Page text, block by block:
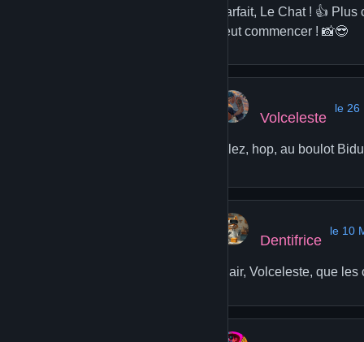
Parfait, Le Chat ! 👍
peut commencer ! 📸😎
Volceleste
le 26
Allez, hop, au boulot
Dentifrice
le 10
Clair, Volceleste, que